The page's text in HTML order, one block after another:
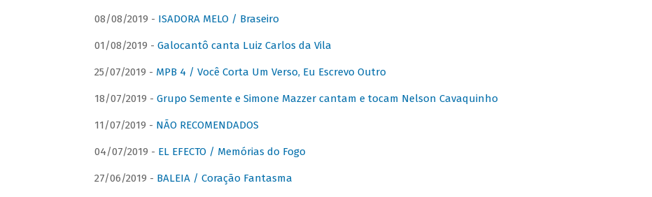
08/08/2019 - ISADORA MELO / Braseiro
01/08/2019 - Galocantô canta Luiz Carlos da Vila
25/07/2019 - MPB 4 / Você Corta Um Verso, Eu Escrevo Outro
18/07/2019 - Grupo Semente e Simone Mazzer cantam e tocam Nelson Cavaquinho
11/07/2019 - NÃO RECOMENDADOS
04/07/2019 - EL EFECTO / Memórias do Fogo
27/06/2019 - BALEIA / Coração Fantasma